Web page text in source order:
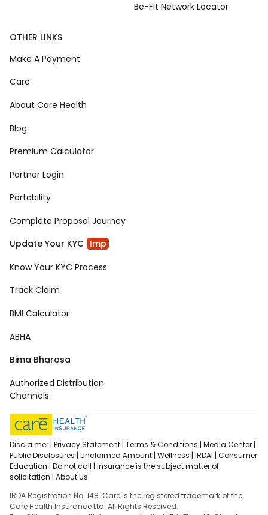
Be-Fit Network Locator
OTHER LINKS
Make A Payment
Care
About Care Health
Blog
Premium Calculator
Partner Login
Portability
Complete Proposal Journey
Update Your KYC Imp
Know Your KYC Process
Track Claim
BMI Calculator
ABHA
Bima Bharosa
Authorized Distribution
Channels
Disclaimer | Privacy Statement | Terms & Conditions | Media Center |
Public Disclosures | Unclaimed Amount | Wellness | IRDAI | Consumer
Education | Do not call | Insurance is the subject matter of
solicitation | About Us
IRDA Registration No. 148. Care is the registered trademark of the
Care Health Insurance Ltd. All Rights Reserved.